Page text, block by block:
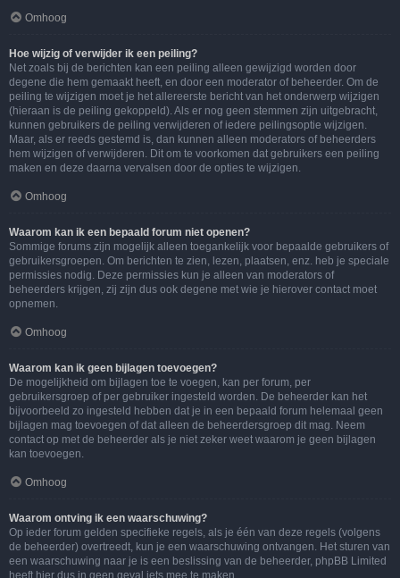
Omhoog
Hoe wijzig of verwijder ik een peiling?
Net zoals bij de berichten kan een peiling alleen gewijzigd worden door
degene die hem gemaakt heeft, en door een moderator of beheerder. Om de
peiling te wijzigen moet je het allereerste bericht van het onderwerp wijzigen
(hieraan is de peiling gekoppeld). Als er nog geen stemmen zijn uitgebracht,
kunnen gebruikers de peiling verwijderen of iedere peilingsoptie wijzigen.
Maar, als er reeds gestemd is, dan kunnen alleen moderators of beheerders
hem wijzigen of verwijderen. Dit om te voorkomen dat gebruikers een peiling
maken en deze daarna vervalsen door de opties te wijzigen.
Omhoog
Waarom kan ik een bepaald forum niet openen?
Sommige forums zijn mogelijk alleen toegankelijk voor bepaalde gebruikers of
gebruikersgroepen. Om berichten te zien, lezen, plaatsen, enz. heb je speciale
permissies nodig. Deze permissies kun je alleen van moderators of
beheerders krijgen, zij zijn dus ook degene met wie je hierover contact moet
opnemen.
Omhoog
Waarom kan ik geen bijlagen toevoegen?
De mogelijkheid om bijlagen toe te voegen, kan per forum, per
gebruikersgroep of per gebruiker ingesteld worden. De beheerder kan het
bijvoorbeeld zo ingesteld hebben dat je in een bepaald forum helemaal geen
bijlagen mag toevoegen of dat alleen de beheerdersgroep dit mag. Neem
contact op met de beheerder als je niet zeker weet waarom je geen bijlagen
kan toevoegen.
Omhoog
Waarom ontving ik een waarschuwing?
Op ieder forum gelden specifieke regels, als je één van deze regels (volgens
de beheerder) overtreedt, kun je een waarschuwing ontvangen. Het sturen van
een waarschuwing naar je is een beslissing van de beheerder, phpBB Limited
heeft hier dus in geen geval iets mee te maken.